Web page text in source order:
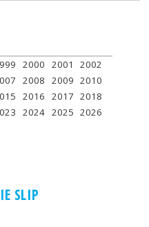
2000 2001
2002
2008 2009 2010
2016 2017 2018
2024 2025 2026
SLIP